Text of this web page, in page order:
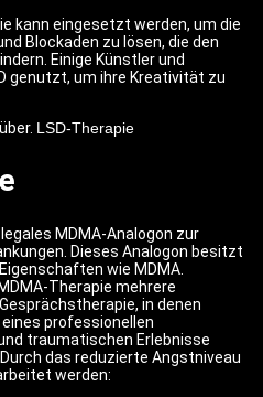
kann eingesetzt werden, um die
Blockaden zu lösen, die den
Einige Künstler und
genutzt, um ihre Kreativität zu
LSD-Therapie
MDMA-Analogon zur
Dieses Analogon besitzt
wie MDMA.
Therapie mehrere
in denen
professionellen
traumatischen Erlebnisse
das reduzierte Angstniveau
werden: